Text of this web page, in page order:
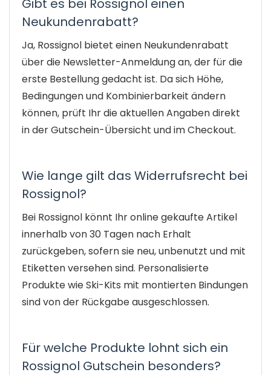
Neukundenrabatt?
Ja, Rossignol bietet einen Neukundenrabatt
über die Newsletter-Anmeldung an, der für die
erste Bestellung gedacht ist. Da sich Höhe,
Bedingungen und Kombinierbarkeit ändern
können, prüft Ihr die aktuellen Angaben direkt
in der Gutschein-Übersicht und im Checkout.
Wie lange gilt das Widerrufsrecht bei
Rossignol?
Bei Rossignol könnt Ihr online gekaufte Artikel
innerhalb von 30 Tagen nach Erhalt
zurückgeben, sofern sie neu, unbenutzt und mit
Etiketten versehen sind. Personalisierte
Produkte wie Ski-Kits mit montierten Bindungen
sind von der Rückgabe ausgeschlossen.
Für welche Produkte lohnt sich ein
Rossignol Gutschein besonders?